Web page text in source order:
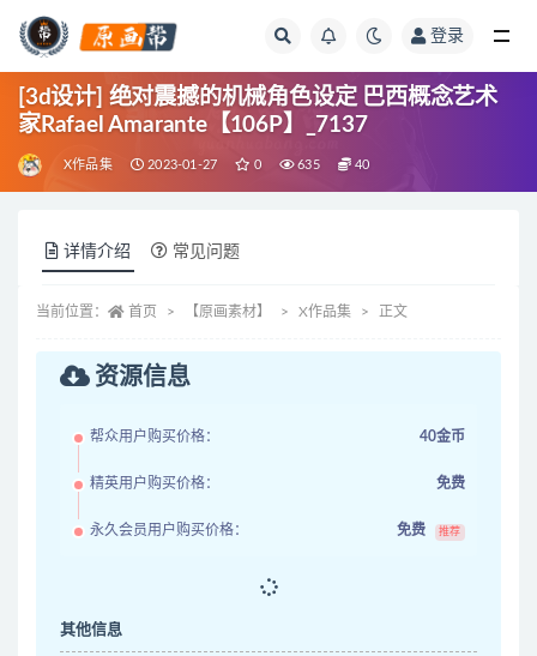
登录
[3d设计] 绝对震撼的机械角色设定 巴西概念艺术
家Rafael Amarante【106P】_7137
X作品集 2023-01-27 0 635 40
详情介绍 常见问题
当前位置： 首页 【原画素材】 X作品集 正文
资源信息
帮众用户购买价格： 40金币
精英用户购买价格： 免费
永久会员用户购买价格： 免费 推荐
其他信息